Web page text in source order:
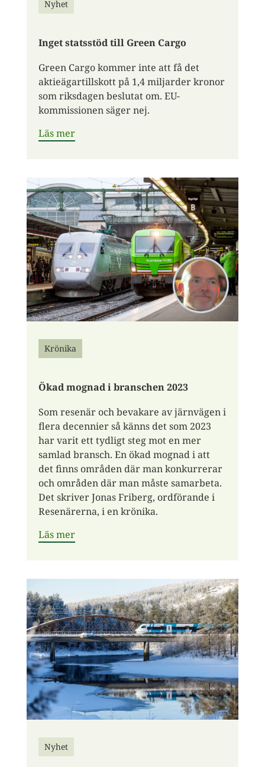
Nyhet
Inget statsstöd till Green Cargo
Green Cargo kommer inte att få det
aktieägartillskott på 1,4 miljarder kronor
som riksdagen beslutat om. EU-
kommissionen säger nej.
Läs mer
Krönika
Ökad mognad i branschen 2023
Som resenär och bevakare av järnvägen i
flera decennier så känns det som 2023
har varit ett tydligt steg mot en mer
samlad bransch. En ökad mognad i att
det finns områden där man konkurrerar
och områden där man måste samarbeta.
Det skriver Jonas Friberg, ordförande i
Resenärerna, i en krönika.
Läs mer
Nyhet